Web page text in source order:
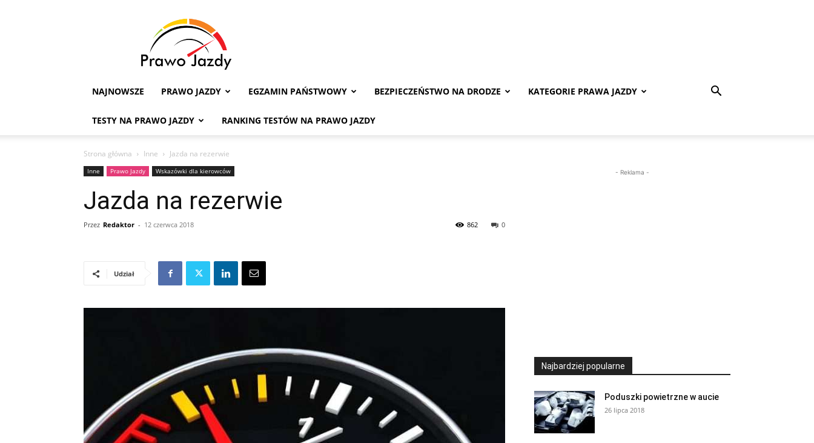
Testy
Prawo
Jazdy
NAJNOWSZE PRAWO JAZDY EGZAMIN PAŃSTWOWY BEZPIECZEŃSTWO NA DRODZE KATEGORIE PRAWA JAZDY
TESTY NA PRAWO JAZDY RANKING TESTÓW NA PRAWO JAZDY
Strona główna Inne Jazda na rezerwie
Inne Prawo Jazdy Wskazówki dla kierowców
Jazda na rezerwie
Przez Redaktor - 12 czerwca 2018 0
862
Udział
- Reklama -
Najbardziej popularne
Poduszki powietrzne w aucie
26 lipca 2018